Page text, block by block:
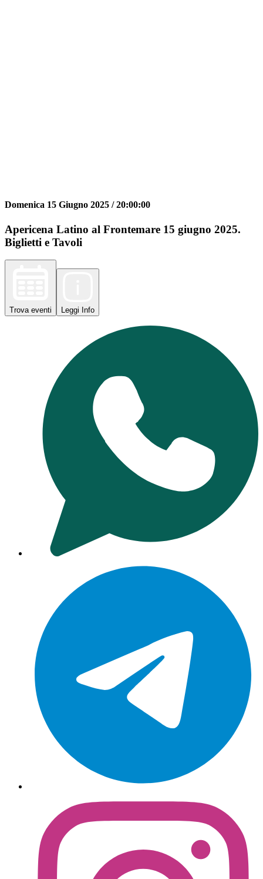
Domenica 15 Giugno 2025 /20:00:00
Apericena Latino al Frontemare 15 giugno 2025.
Biglietti e Tavoli
Trova eventi Leggi Info